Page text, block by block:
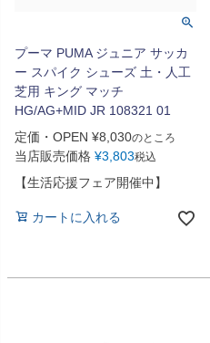
プーマ PUMA ジュニア サッカ
ー スパイク シューズ 土・人工
芝用 キング マッチ
HG/AG+MID JR 108321 01
定価・OPEN ¥8,030のところ
当店販売価格 ¥3,803税込
【生活応援フェア開催中】
カートに入れる